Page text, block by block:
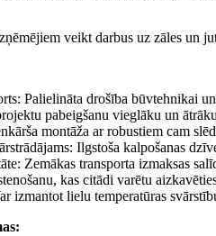
veikt darbus uz zāles un
Palielināta drošība būvtehnikai
pabeigšanu vieglāku un
montāža ar robustiem cam
Ilgstoša kalpošanas
Zemākas transporta izmaksas
kas citādi varētu
izmantot lielu temperatūras